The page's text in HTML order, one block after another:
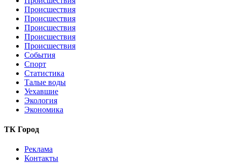
Происшествия
Происшествия
Происшествия
Происшествия
Происшествия
События
Спорт
Статистика
Талые воды
Уехавшие
Экология
Экономика
ТК Город
Реклама
Контакты